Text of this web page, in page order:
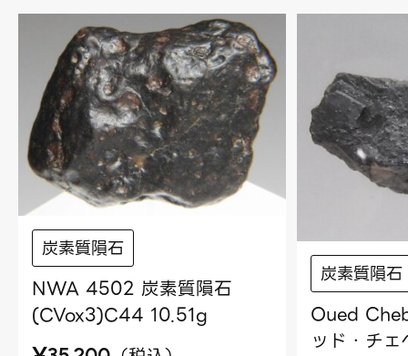
炭素質隕石
NWA 4502 炭素質隕石
(CVox3)C44 10.51g
炭素質隕石
Oued
ッド・チ